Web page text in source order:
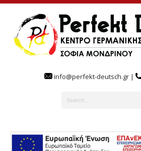
info@perfekt-deutsch.gr |